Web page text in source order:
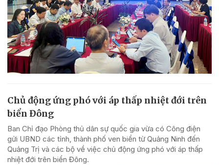
Chủ động ứng phó với áp thấp nhiệt đới trên
biển Đông
Ban Chỉ đạo Phòng thủ dân sự quốc gia vừa có Công điện
gửi UBND các tỉnh, thành phố ven biển từ Quảng Ninh đến
Quảng Trị và các bộ về việc chủ động ứng phó với áp thấp
nhiệt đới trên biển Đông.